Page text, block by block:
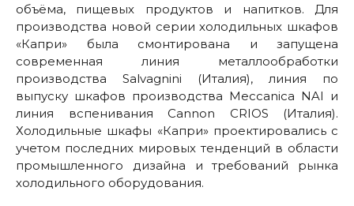
объёма, пищевых продуктов и напитков. Для
производства новой cерии холодильных шкафов
«Капри» была смонтирована и запущена
современная линия металлообработки
производства Salvagnini (Италия), линия по
выпуску шкафов производства Mecсanica NAI и
линия вспенивания Cannon CRIOS (Италия).
Холодильные шкафы «Капри» проектировались с
учетом последних мировых тенденций в области
промышленного дизайна и требований рынка
холодильного оборудования.